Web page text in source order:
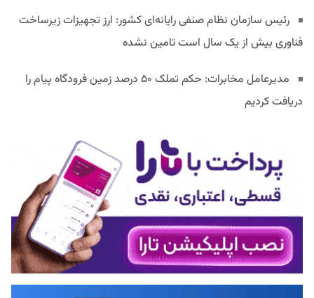
رئیس سازمان نظام صنفی رایانه‌ای کشور: ارز تجهیزات زیرساخت
فناوری بیش از یک سال است تامین نشده
مدیرعامل مخابرات: حکم تملک ۵۰ درصد زمین فرودگاه پیام را
دریافت کردیم